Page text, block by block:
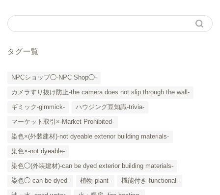
タグ一覧
NPCショップ◯-NPC Shop◯-
カメラすり抜け防止-the camera does not slip through the wall-
ギミック-gimmick-
ハウジング豆知識-trivia-
マーケット取引×-Market Prohibited-
染色×(外装建材)-not dyeable exterior building materials-
染色×-not dyeable-
染色◯(外装建材)-can be dyed exterior building materials-
染色◯-can be dyed-
植物-plant-
機能付き-functional-
Category List-